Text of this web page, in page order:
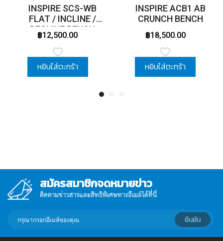
INSPIRE SCS-WB
FLAT / INCLINE /
DECLINE BENCH
฿12,500.00
หยิบใส่ตะกร้า
INSPIRE ACB1 AB
CRUNCH BENCH
฿18,500.00
หยิบใส่ตะกร้า
สมัครสมาชิกจดหมายข่าว
ติดตามข่าวสารและสิทธิพิเศษทางอีเมล์ได้ที่นี่
อีเมล์
ยืนยัน